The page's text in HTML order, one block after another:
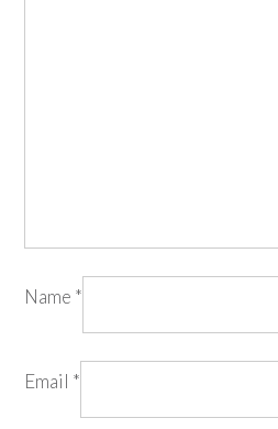
Name *
Email *